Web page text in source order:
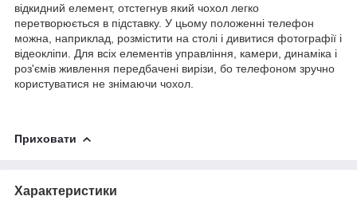
відкидний елемент, отстегнув який чохол легко
перетворюється в підставку. У цьому положенні телефон
можна, наприклад, розмістити на столі і дивитися фотографії і
відеокліпи. Для всіх елементів управління, камери, динаміка і
роз'ємів живлення передбачені вирізи, бо телефоном зручно
користуватися не знімаючи чохол.
Приховати
Характеристики